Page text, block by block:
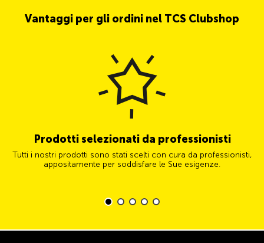
Vantaggi per gli ordini nel TCS Clubshop
Prodotti selezionati da professionisti
Tutti i nostri prodotti sono stati scelti con cura da professionisti,
appositamente per soddisfare le Sue esigenze.